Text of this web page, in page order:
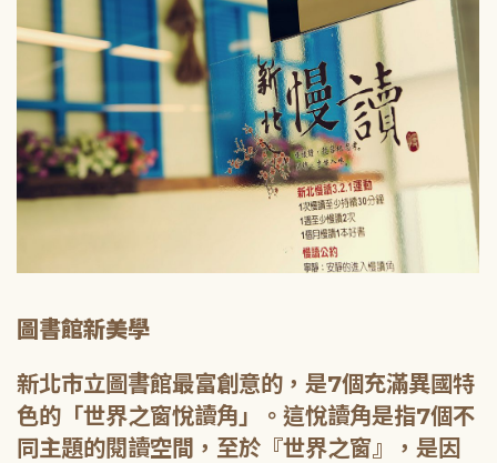
圖書館新美學
新北市立圖書館最富創意的，是7個充滿異國特
色的「世界之窗悅讀角」。這悅讀角是指7個不
同主題的閱讀空間，至於『世界之窗』，是因